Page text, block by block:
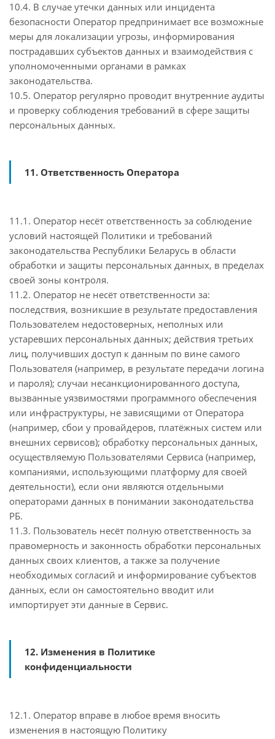
10.4. В случае утечки данных или инцидента
безопасности Оператор предпринимает все возможные
меры для локализации угрозы, информирования
пострадавших субъектов данных и взаимодействия с
уполномоченными органами в рамках
законодательства.
10.5. Оператор регулярно проводит внутренние аудиты
и проверку соблюдения требований в сфере защиты
персональных данных.
11. Ответственность Оператора
11.1. Оператор несёт ответственность за соблюдение
условий настоящей Политики и требований
законодательства Республики Беларусь в области
обработки и защиты персональных данных, в пределах
своей зоны контроля.
11.2. Оператор не несёт ответственности за:
последствия, возникшие в результате предоставления
Пользователем недостоверных, неполных или
устаревших персональных данных; действия третьих
лиц, получивших доступ к данным по вине самого
Пользователя (например, в результате передачи логина
и пароля); случаи несанкционированного доступа,
вызванные уязвимостями программного обеспечения
или инфраструктуры, не зависящими от Оператора
(например, сбои у провайдеров, платёжных систем или
внешних сервисов); обработку персональных данных,
осуществляемую Пользователями Сервиса (например,
компаниями, использующими платформу для своей
деятельности), если они являются отдельными
операторами данных в понимании законодательства
РБ.
11.3. Пользователь несёт полную ответственность за
правомерность и законность обработки персональных
данных своих клиентов, а также за получение
необходимых согласий и информирование субъектов
данных, если он самостоятельно вводит или
импортирует эти данные в Сервис.
12. Изменения в Политике
конфиденциальности
12.1. Оператор вправе в любое время вносить
изменения в настоящую Политику